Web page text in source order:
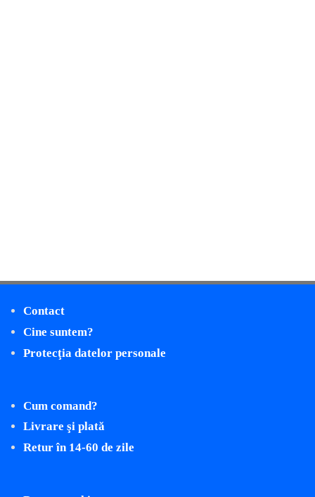
Contact
Cine suntem?
Protecţia datelor personale
Cum comand?
Livrare şi plată
Retur în 14-60 de zile